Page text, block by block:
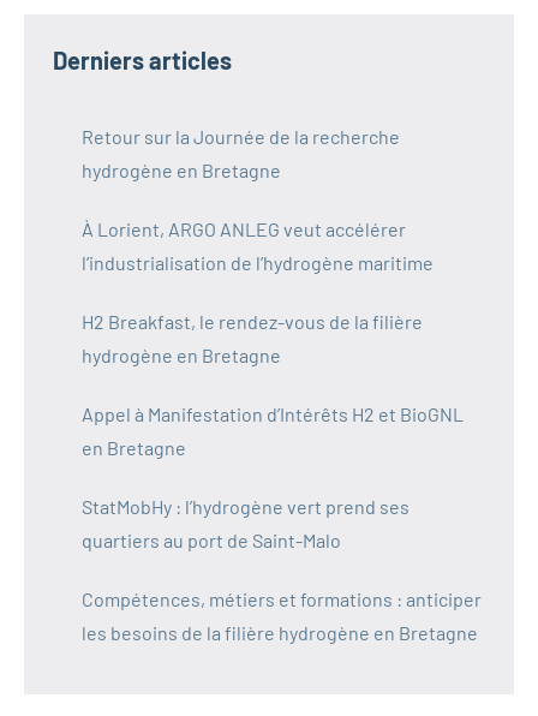
Derniers articles
Retour sur la Journée de la recherche
hydrogène en Bretagne
À Lorient, ARGO ANLEG veut accélérer
l’industrialisation de l’hydrogène maritime
H2 Breakfast, le rendez-vous de la filière
hydrogène en Bretagne
Appel à Manifestation d’Intérêts H2 et BioGNL
en Bretagne
StatMobHy : l’hydrogène vert prend ses
quartiers au port de Saint-Malo
Compétences, métiers et formations : anticiper
les besoins de la filière hydrogène en Bretagne